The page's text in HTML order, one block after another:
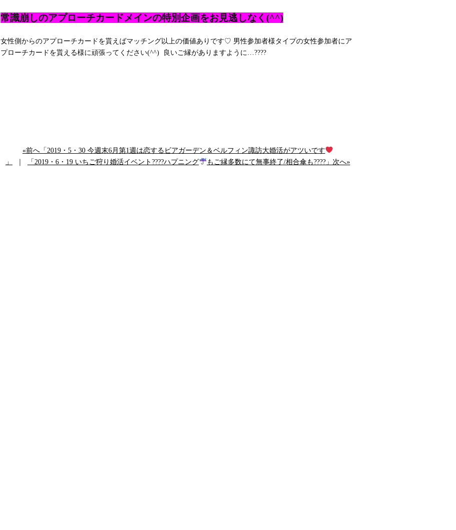
常識崩しのアプローチカードメインの特別企画をお見逃しなく(^^)
女性側からのアプローチカードを貰えばマッチング以上の価値ありです♡ 男性参加者様タイプの女性参加者にア
プローチカードを貰える様に頑張ってください(^^) 良いご縁がありますように…????
«前へ「2019・5・30 今週末6月第1週は恋するビアガーデン＆ベルフィン諏訪大婚活がアツいです
」
「2019・6・19 いちご狩り婚活イベント????ハプニング もご縁多数にて無事終了/相合傘も????」次へ»